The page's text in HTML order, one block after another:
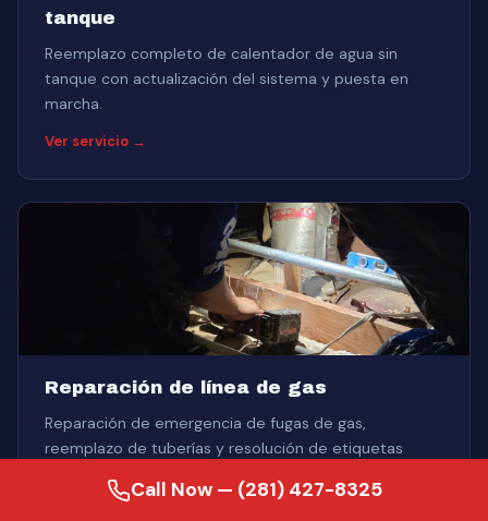
tanque
Reemplazo completo de calentador de agua sin
tanque con actualización del sistema y puesta en
marcha.
Ver servicio →
Reparación de línea de gas
Reparación de emergencia de fugas de gas,
reemplazo de tuberías y resolución de etiquetas
Call Now — (281) 427-8325